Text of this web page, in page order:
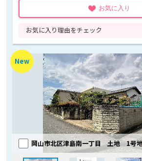
お気に入り
お気に入り理由をチェック
New
岡山市北区津島南一丁目 土地 1号